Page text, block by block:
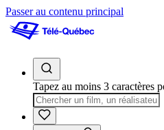
Passer au contenu principal
Tapez au moins 3 caractères